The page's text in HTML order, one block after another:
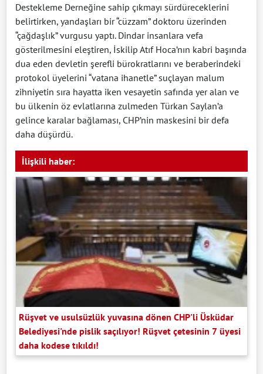
Destekleme Derneğine sahip çıkmayı sürdüreceklerini
belirtirken, yandaşları bir “cüzzam” doktoru üzerinden
“çağdaşlık” vurgusu yaptı. Dindar insanlara vefa
gösterilmesini eleştiren, İskilip Atıf Hoca’nın kabri başında
dua eden devletin şerefli bürokratlarını ve beraberindeki
protokol üyelerini “vatana ihanetle” suçlayan malum
zihniyetin sıra hayatta iken vesayetin safında yer alan ve
bu ülkenin öz evlatlarına zulmeden Türkan Saylan’a
gelince karalar bağlaması, CHP’nin maskesini bir defa
daha düşürdü.
İlişkili haber:
Rüşvet ve usulsüzlük yuvasına dönen CHP'li Üsküdar
Belediyesi'nde pislik saçılıyor! Rüşvet çetesinin 7 üyesi
daha kodese tıkıldı!